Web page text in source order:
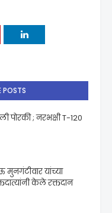
POSTS
पोरकी ; नरभक्षी T-120
यांच्या
केले रक्तदान